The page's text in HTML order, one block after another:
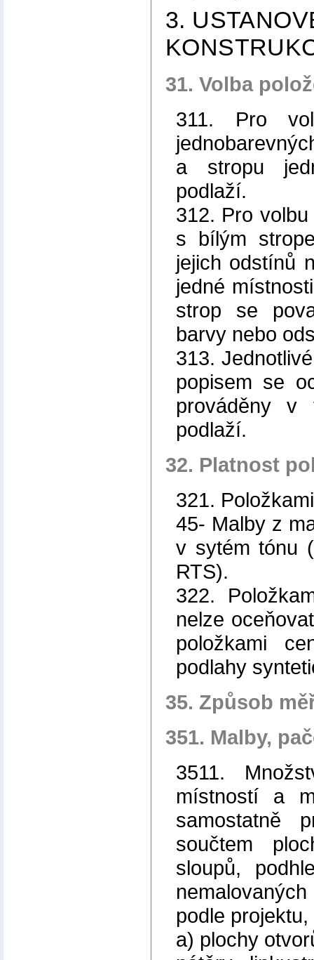
3.
31. Volba
311. Pro
a stropu
podlaží.
312. Pro
s bílým
jejich odstínů
jedné
strop se
barvy nebo
313.
popisem se
prováděny v
podlaží.
32. Platnost
321.
45- Malby z
v sytém tónu
RTS).
322.
nelze
položkami
podlahy
35. Způsob
351. Malby,
3511.
místností a
samostatně
součtem
sloupů,
podle projektu,
a) plochy